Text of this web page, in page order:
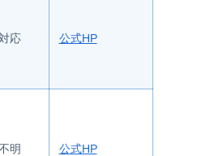
応 公式HP
明 公式HP